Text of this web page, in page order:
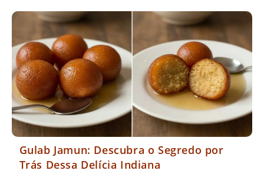
Gulab Jamun: Descubra o Segredo por
Trás Dessa Delícia Indiana